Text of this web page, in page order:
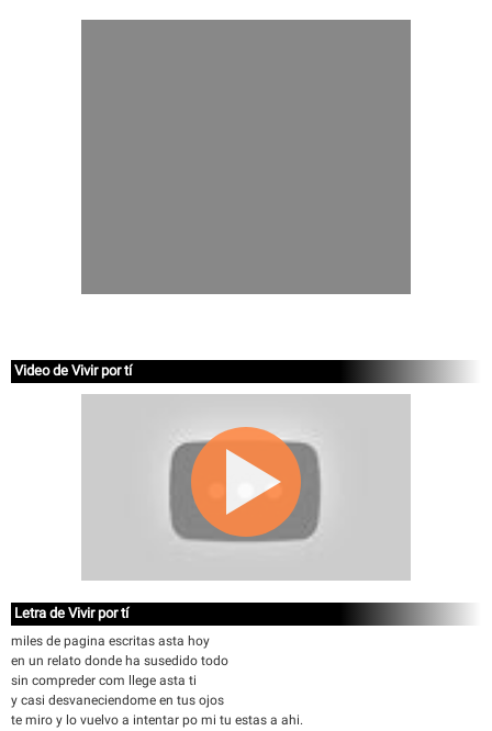
Video de Vivir por tí
Letra de Vivir por tí
miles de pagina escritas asta hoy
en un relato donde ha susedido todo
sin compreder com llege asta ti
y casi desvaneciendome en tus ojos
te miro y lo vuelvo a intentar po mi tu estas a ahi.